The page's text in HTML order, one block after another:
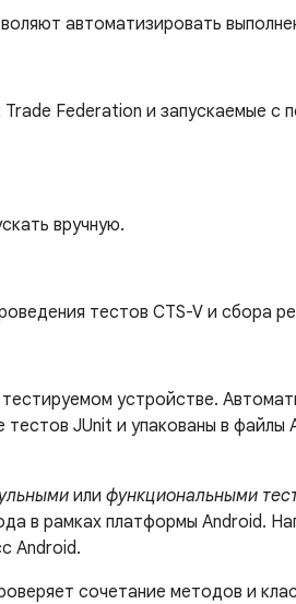
автоматизировать
Federation и запускаемые с
вручную.
тестов CTS-V и сбора
устройстве.
JUnit и упакованы в файлы
или функциональными
в рамках платформы Android.
Android.
сочетание методов и